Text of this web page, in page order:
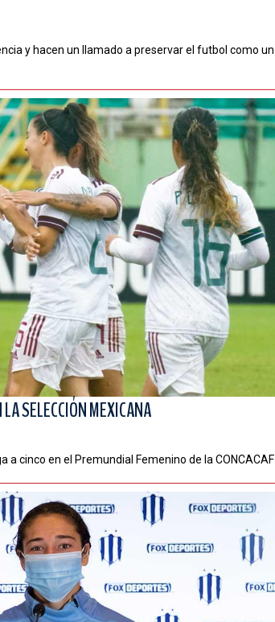
y hacen un llamado a preservar el futbol como un
SELECCIÓN MEXICANA
a cinco en el Premundial Femenino de la CONCACAF